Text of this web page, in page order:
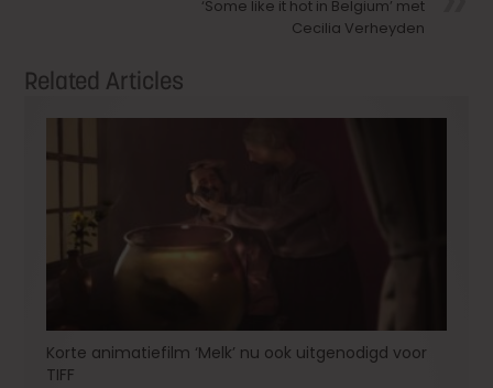
‘Some like it hot in Belgium’ met
Cecilia Verheyden
Related Articles
Korte animatiefilm ‘Melk’ nu ook uitgenodigd voor
TIFF